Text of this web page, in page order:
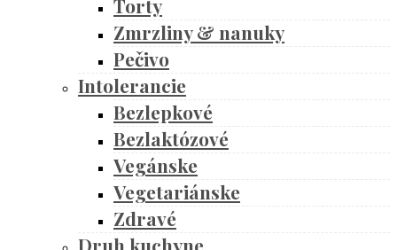
Torty
Zmrzliny & nanuky
Pečivo
Intolerancie
Bezlepkové
Bezlaktózové
Vegánske
Vegetariánske
Zdravé
Druh kuchyne